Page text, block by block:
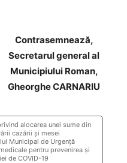
Contrasemnează,
Secretarul general al
Municipiului Roman,
Gheorghe CARNARIU
alocarea unei sume din
cazării și mesei
Municipal de Urgență
pentru prevenirea și
de COVID-19